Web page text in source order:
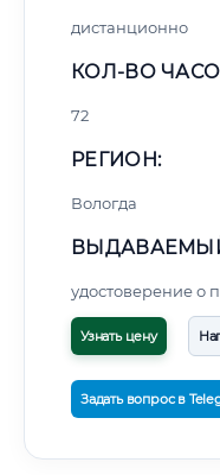
дистанционно
КОЛ-ВО
72
РЕГИОН:
Вологда
удостоверение о
Узнать цену
Задать вопрос в